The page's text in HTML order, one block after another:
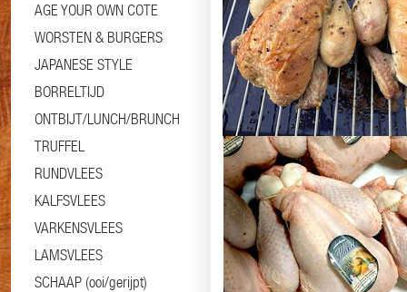
AGE YOUR OWN COTE
WORSTEN & BURGERS
JAPANESE STYLE
BORRELTIJD
ONTBIJT/LUNCH/BRUNCH
TRUFFEL
RUNDVLEES
KALFSVLEES
VARKENSVLEES
LAMSVLEES
SCHAAP (ooi/gerijpt)
Informatie Specificaties